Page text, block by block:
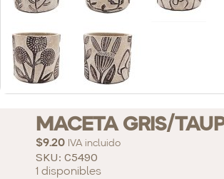
MACETA GRIS/
$9.20 IVA incluido
SKU: C5490
1 disponibles